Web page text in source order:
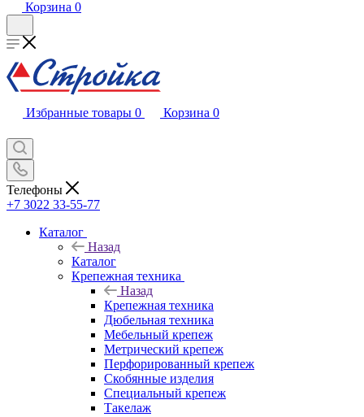
Корзина 0
Избранные товары 0 Корзина 0
Телефоны
+7 3022 33-55-77
Каталог
Назад
Каталог
Крепежная техника
Назад
Крепежная техника
Дюбельная техника
Мебельный крепеж
Метрический крепеж
Перфорированный крепеж
Скобянные изделия
Специальный крепеж
Такелаж